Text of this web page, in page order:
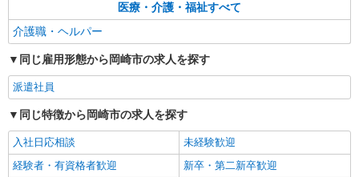
医療・介護・福祉すべて
介護職・ヘルパー
同じ雇用形態から岡崎市の求人を探す
派遣社員
同じ特徴から岡崎市の求人を探す
入社日応相談
未経験歓迎
経験者・有資格者歓迎
新卒・第二新卒歓迎